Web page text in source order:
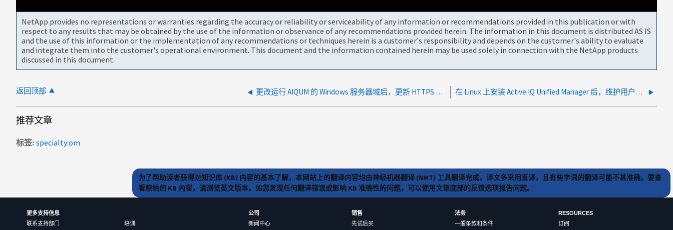
NetApp provides no representations or warranties regarding the accuracy or reliability or serviceability of any information or recommendations provided in this publication or with
respect to any results that may be obtained by the use of the information or observance of any recommendations provided herein. The information in this document is distributed AS IS
and the use of this information or the implementation of any recommendations or techniques herein is a customer's responsibility and depends on the customer's ability to evaluate
and integrate them into the customer's operational environment. This document and the information contained herein may be used solely in connection with the NetApp products
discussed in this document.
返回顶部 更改运行 AIQUM 的 Windows 服务器域后，更新 HTTPS 证书将导致"主机证书的 CN 无效"。 在 Linux 上安装 Active IQ Unified Manager 后，维护用户无法进行身份验证
推荐文章
标签 specialty:om
为了帮助读者获得对知识库 (KB) 内容的基本了解，本网站上的翻译内容均由神经机器翻译 (NMT) 工具翻译完成。译文多采用直译，且有些字词的翻译可能不甚准确。要查
看原始的 KB 内容，请浏览英文版本。如您发现任何翻译错误或影响 KB 准确性的问题，可以使用文章底部的反馈选项报告问题。
更多支持信息
联系支持部门
培训
公司
新闻中心
销售
先试后买
法务
一般条款和条件
RESOURCES
订阅